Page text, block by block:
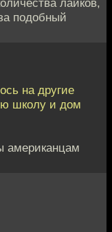
лайков,
подобный
на другие
школу и дом
американцам